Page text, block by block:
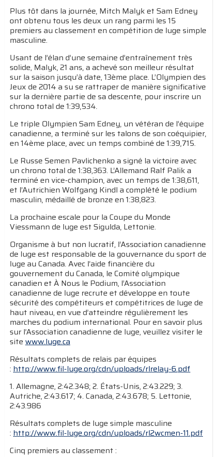
Plus tôt dans la journée, Mitch Malyk et Sam Edney
ont obtenu tous les deux un rang parmi les 15
premiers au classement en compétition de luge simple
masculine.
Usant de l’élan d’une semaine d’entraînement très
solide, Malyk, 21 ans, a achevé son meilleur résultat
sur la saison jusqu’à date, 13ème place. L’Olympien des
Jeux de 2014 a su se rattraper de manière significative
sur la dernière partie de sa descente, pour inscrire un
chrono total de 1:39,534.
Le triple Olympien Sam Edney, un vétéran de l’équipe
canadienne, a terminé sur les talons de son coéquipier,
en 14ème place, avec un temps combiné de 1:39,715.
Le Russe Semen Pavlichenko a signé la victoire avec
un chrono total de 1:38,363. L’Allemand Ralf Palik a
terminé en vice-champion, avec un temps de 1:38,611,
et l’Autrichien Wolfgang Kindl a complété le podium
masculin, médaillé de bronze en 1:38,823.
La prochaine escale pour la Coupe du Monde
Viessmann de luge est Sigulda, Lettonie.
Organisme à but non lucratif, l’Association canadienne
de luge est responsable de la gouvernance du sport de
luge au Canada. Avec l’aide financière du
gouvernement du Canada, le Comité olympique
canadien et À Nous le Podium, l’Association
canadienne de luge recrute et développe en toute
sécurité des compétiteurs et compétitrices de luge de
haut niveau, en vue d’atteindre régulièrement les
marches du podium international. Pour en savoir plus
sur l’Association canadienne de luge, veuillez visiter le
site www.luge.ca
Résultats complets de relais par équipes
: http://www.fil-luge.org/cdn/uploads/rlrelay-6.pdf
1. Allemagne, 2:42.348; 2. États-Unis, 2:43.229; 3.
Autriche, 2:43.617; 4. Canada, 2:43.678; 5. Lettonie,
2:43.986
Résultats complets de luge simple masculine
: http://www.fil-luge.org/cdn/uploads/rl2wcmen-11.pdf
Cinq premiers au classement :